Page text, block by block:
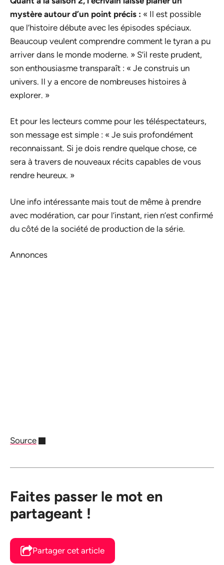
mystère autour d’un point précis : « Il est possible
que l’histoire débute avec les épisodes spéciaux.
Beaucoup veulent comprendre comment le tyran a pu
arriver dans le monde moderne. » S’il reste prudent,
son enthousiasme transparaît : « Je construis un
univers. Il y a encore de nombreuses histoires à
explorer. »
Et pour les lecteurs comme pour les téléspectateurs,
son message est simple : « Je suis profondément
reconnaissant. Si je dois rendre quelque chose, ce
sera à travers de nouveaux récits capables de vous
rendre heureux. »
Une info intéressante mais tout de même à prendre
avec modération, car pour l’instant, rien n’est confirmé
du côté de la société de production de la série.
Annonces
Source
Faites passer le mot en
partageant !
Partager cet article